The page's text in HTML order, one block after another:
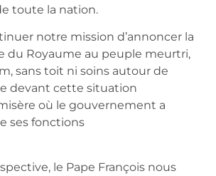
toute la nation.
notre mission d’annoncer la
du Royaume au peuple meurtri,
sans toit ni soins autour de
devant cette situation
où le gouvernement a
ses fonctions
le Pape François nous